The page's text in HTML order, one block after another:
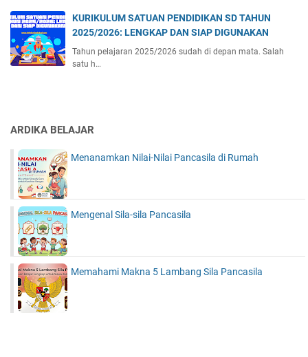
KURIKULUM SATUAN PENDIDIKAN SD TAHUN
2025/2026: LENGKAP DAN SIAP DIGUNAKAN
Tahun pelajaran 2025/2026 sudah di depan mata. Salah
satu h…
ARDIKA BELAJAR
Menanamkan Nilai-Nilai Pancasila di Rumah
Mengenal Sila-sila Pancasila
Memahami Makna 5 Lambang Sila Pancasila